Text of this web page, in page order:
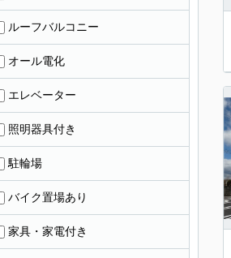
ルーフバルコニー
オール電化
エレベーター
照明器具付き
駐輪場
バイク置場あり
家具・家電付き